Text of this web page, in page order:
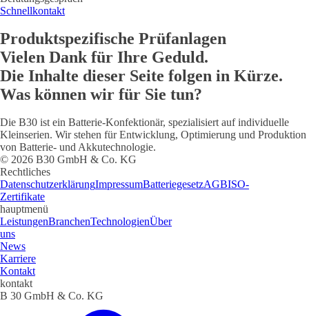
Schnellkontakt
Produktspezifische Prüfanlagen
Vielen Dank für Ihre Geduld.
Die Inhalte dieser Seite folgen in Kürze.
Was können wir für Sie tun?
Die B30 ist ein Batterie-Konfektionär, spezialisiert auf individuelle
Kleinserien. Wir stehen für Entwicklung, Optimierung und Produktion
von Batterie- und Akkutechnologie.
© 2026 B30 GmbH & Co. KG
Rechtliches
DatenschutzerklärungImpressumBatteriegesetzAGBISO-
Zertifikate
hauptmenü
LeistungenBranchenTechnologienÜber
uns
News
Karriere
Kontakt
kontakt
B 30 GmbH & Co. KG